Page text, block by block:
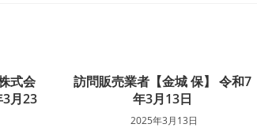
式会
月23
訪問販売業者【金城 保】 令和7
年3月13日
2025年3月13日